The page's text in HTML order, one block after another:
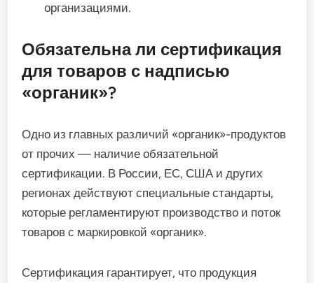
организациями.
Обязательна ли сертификация
для товаров с надписью
«органик»?
Одно из главных различий «органик»-продуктов
от прочих — наличие обязательной
сертификации. В России, ЕС, США и других
регионах действуют специальные стандарты,
которые регламентируют производство и поток
товаров с маркировкой «органик».
Сертификация гарантирует, что продукция